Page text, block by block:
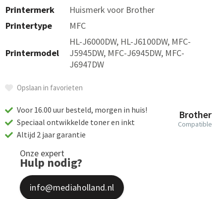
Printermerk
Huismerk voor Brother
Printertype
MFC
Printermodel
HL-J6000DW, HL-J6100DW, MFC-
J5945DW, MFC-J6945DW, MFC-
J6947DW
Opslaan in favorieten
Brother
Compatible
Voor 16.00 uur besteld, morgen in huis!
Speciaal ontwikkelde toner en inkt
Altijd 2 jaar garantie
Onze expert
Hulp nodig?
info@mediaholland.nl